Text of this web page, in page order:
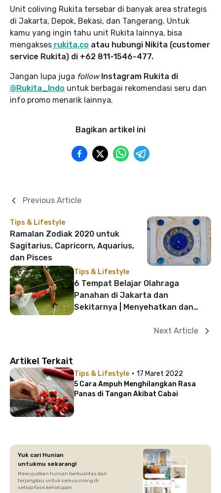
Unit coliving Rukita tersebar di banyak area strategis
di Jakarta, Depok, Bekasi, dan Tangerang. Untuk
kamu yang ingin tahu unit Rukita lainnya, bisa
mengakses rukita.co atau hubungi Nikita (customer
service Rukita) di +62 811-1546-477.
Jangan lupa juga follow Instagram Rukita di
@Rukita_Indo untuk berbagai rekomendasi seru dan
info promo menarik lainnya.
Bagikan artikel ini
Tips & Lifestyle
Ramalan Zodiak 2020 untuk
Sagitarius, Capricorn, Aquarius,
dan Pisces
Previous Article
Tips & Lifestyle
6 Tempat Belajar Olahraga
Panahan di Jakarta dan
Sekitarnya | Menyehatkan dan
Next Article
Artikel Terkait
Tips & Lifestyle · 17 Maret 2022
5 Cara Ampuh Menghilangkan Rasa
Panas di Tangan Akibat Cabai
Yuk cari Hunian
untukmu sekarang!
Mewujudkan hunian berkualitas dan
terjangkau untuk semua orang di
setiap fase kehidupan.